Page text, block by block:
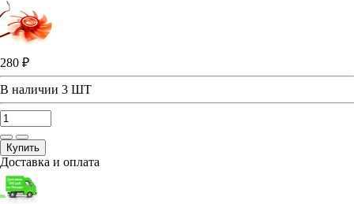
280 ₽
В наличии 3 ШТ
Купить
Доставка и оплата